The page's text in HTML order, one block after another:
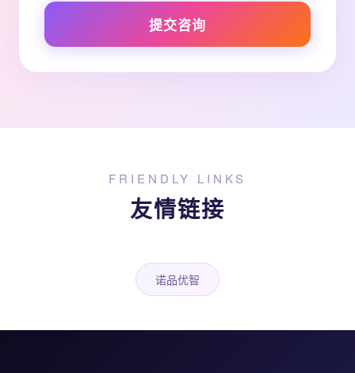
提交咨询
FRIENDLY LINKS
友情链接
诺品优智